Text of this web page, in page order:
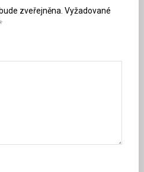
zveřejněna. Vyžadované